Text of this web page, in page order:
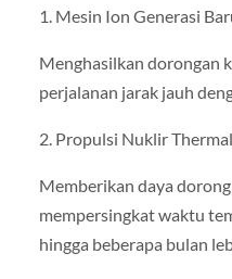
1. Mesin Ion Generasi
Menghasilkan dorongan
perjalanan jarak jauh
2. Propulsi Nuklir
Memberikan daya
mempersingkat waktu
hingga beberapa bulan